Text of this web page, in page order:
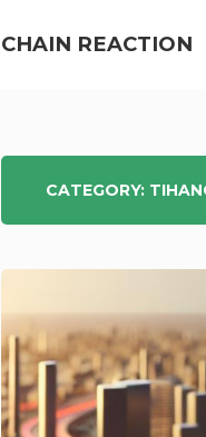
CHAIN REACTION
&
ATOMKRAFT
CATEGORY: